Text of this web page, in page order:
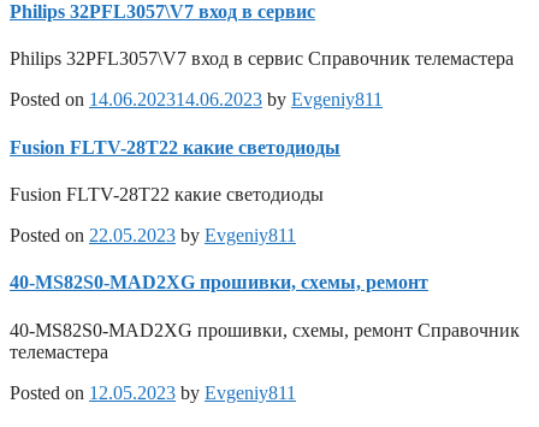
Philips 32PFL3057\V7 вход в сервис
Philips 32PFL3057\V7 вход в сервис Справочник телемастера
Posted on 14.06.202314.06.2023 by Evgeniy811
Fusion FLTV-28T22 какие светодиоды
Fusion FLTV-28T22 какие светодиоды
Posted on 22.05.2023 by Evgeniy811
40-MS82S0-MAD2XG прошивки, схемы, ремонт
40-MS82S0-MAD2XG прошивки, схемы, ремонт Справочник
телемастера
Posted on 12.05.2023 by Evgeniy811